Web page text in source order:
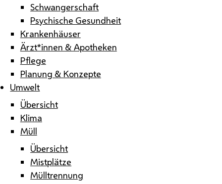
Schwangerschaft
Psychische Gesundheit
Krankenhäuser
Ärzt*innen & Apotheken
Pflege
Planung & Konzepte
Umwelt
Übersicht
Klima
Müll
Übersicht
Mistplätze
Mülltrennung